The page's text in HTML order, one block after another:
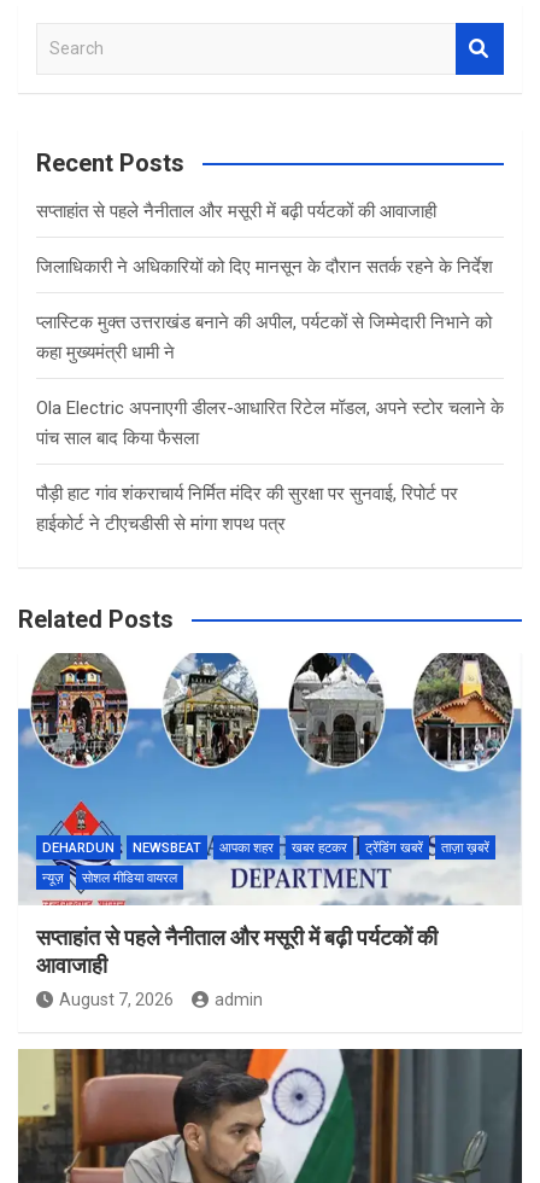
a
c
Recent Posts
सप्ताहांत से पहले नैनीताल और मसूरी में बढ़ी पर्यटकों की आवाजाही
जिलाधिकारी ने अधिकारियों को दिए मानसून के दौरान सतर्क रहने के निर्देश
प्लास्टिक मुक्त उत्तराखंड बनाने की अपील, पर्यटकों से जिम्मेदारी निभाने को
कहा मुख्यमंत्री धामी ने
Ola Electric अपनाएगी डीलर-आधारित रिटेल मॉडल, अपने स्टोर चलाने के
पांच साल बाद किया फैसला
पौड़ी हाट गांव शंकराचार्य निर्मित मंदिर की सुरक्षा पर सुनवाई, रिपोर्ट पर
हाईकोर्ट ने टीएचडीसी से मांगा शपथ पत्र
Related Posts
DEHARDUN NEWSBEAT आपका शहर खबर हटकर ट्रेंडिंग खबरें
ताज़ा ख़बरें
न्यूज़
सोशल मीडिया वायरल
सप्ताहांत से पहले नैनीताल और मसूरी में बढ़ी पर्यटकों की
आवाजाही
August 7, 2026 admin